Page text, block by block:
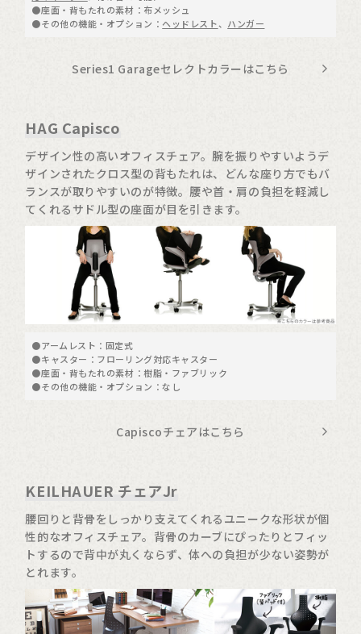
●座面・背もたれの素材：布メッシュ
●その他の機能・オプション： ヘッドレスト、 ハンガー
Series1 Garageセレクトカラーはこちら
HAG Capisco
デザイン性の高いオフィスチェア。腕を振りやすいようデ
ザインされたクロス型の背もたれは、どんな座り方でもバ
ランスが取りやすいのが特徴。腰や首・肩の負担を軽減し
てくれるサドル型の座面が目を引きます。
●アームレスト：固定式
●キャスター：フローリング対応キャスター
●座面・背もたれの素材：樹脂・ファブリック
●その他の機能・オプション：なし
Capiscoチェアはこちら
KEILHAUER チェアJr
腰回りと背骨をしっかり支えてくれるユニークな形状が個
性的なオフィスチェア。背骨のカーブにぴったりとフィッ
トするので背中が丸くならず、体への負担が少ない姿勢が
とれます。